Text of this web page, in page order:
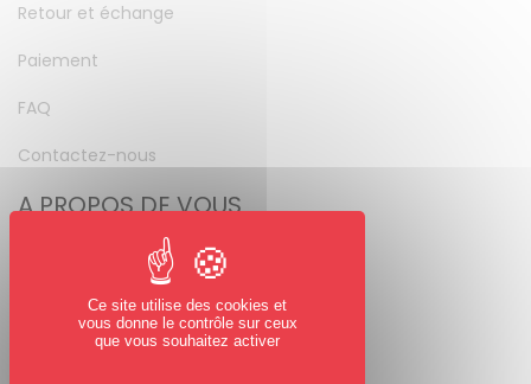
Retour et échange
Paiement
FAQ
Contactez-nous
A PROPOS DE VOUS
Mot de passe perdu
NOUS SUIVRE
Ce site utilise des cookies et
vous donne le contrôle sur ceux
que vous souhaitez activer